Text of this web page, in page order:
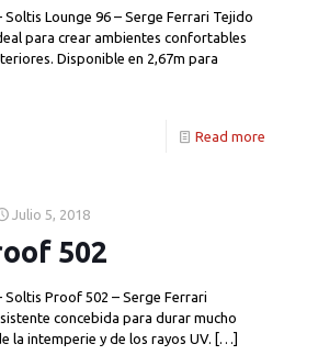
Lounge 96 – Serge Ferrari Tejido
para crear ambientes confortables
Disponible en 2,67m para
Read more
Julio 5, 2018
502
Soltis Proof 502 – Serge Ferrari
concebida para durar mucho
la intemperie y de los rayos UV. […]